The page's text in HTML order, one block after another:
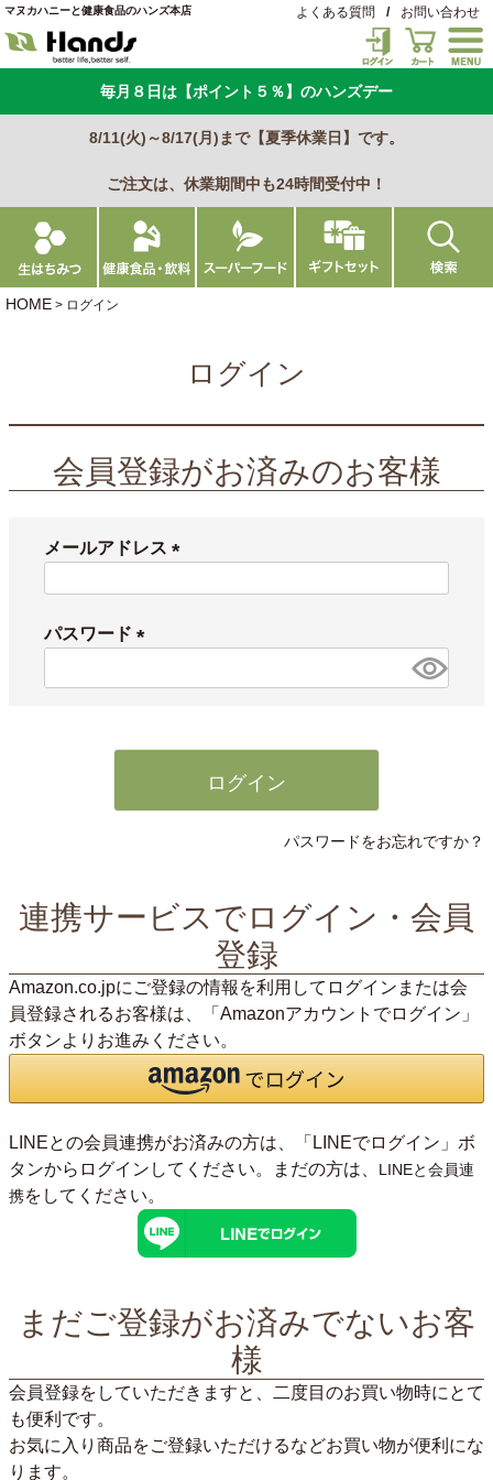
マヌカハニーと健康食品のハンズ本店 よくある質問 / お問い合わせ
毎月８日は【ポイント５％】のハンズデー
8/11(火)～8/17(月)まで【夏季休業日】です。
ご注文は、休業期間中も24時間受付中！
HOME ログイン
ログイン
会員登録がお済みのお客様
メールアドレス
パスワード
必
ログイン
パスワードをお忘れですか？
連携サービスでログイン・会員
登録
Amazon.co.jpにご登録の情報を利用してログインまたは会
員登録されるお客様は、「Amazonアカウントでログイン」
ボタンよりお進みください。
LINEとの会員連携がお済みの方は、「LINEでログイン」ボ
タンからログインしてください。まだの方は、 LINEと会員連
携をしてください。
まだご登録がお済みでないお客
様
会員登録をしていただきますと、二度目のお買い物時にとて
も便利です。
お気に入り商品をご登録いただけるなどお買い物が便利にな
ります。